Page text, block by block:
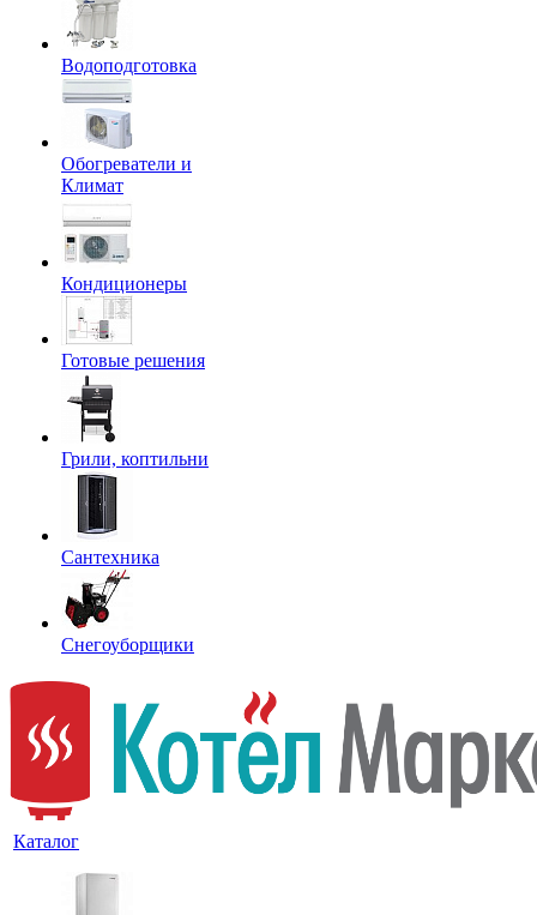
Водоподготовка
Обогреватели и
Климат
Кондиционеры
Готовые решения
Грили, коптильни
Сантехника
Снегоуборщики
Каталог